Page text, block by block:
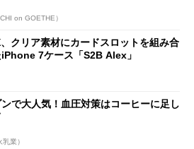
on GOETHE）
クリア素材にカードスロットを組み合
7ケース「S2B Alex」
で大人気！血圧対策はコーヒーに足し
業）